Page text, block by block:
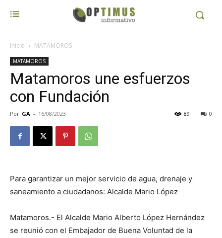
Inicio MATAMOROS
MATAMOROS
Matamoros une esfuerzos
con Fundación
Por GA - 16/08/2023 0
89
Para garantizar un mejor servicio de agua, drenaje y
saneamiento a ciudadanos: Alcalde Mario López
Matamoros.- El Alcalde Mario Alberto López Hernández
se reunió con el Embajador de Buena Voluntad de la